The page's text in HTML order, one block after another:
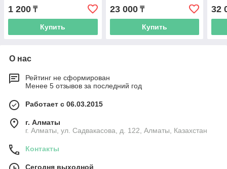
1 200 ₸
Купить
23 000₸
Купить
32
О нас
Рейтинг не сформирован
Менее 5 отзывов за последний год
Работает с 06.03.2015
г. Алматы
г. Алматы, ул. Садвакасова, д. 122, Алматы, Казахстан
Контакты
Сегодня выходной